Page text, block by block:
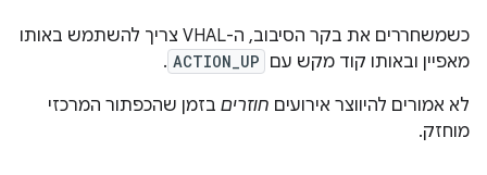
כשמשחררים את בקר הסיבוב, ה-VHAL צריך להשתמש באותו
מאפיין ובאותו קוד מקש עם ACTION_UP
.
לא אמורים להיווצר אירועים חוזרים בזמן שהכפתור המרכזי
מוחזק.